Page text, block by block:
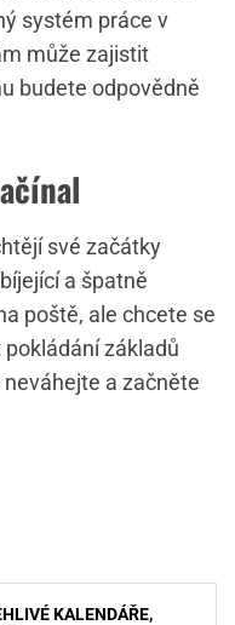
systém práce v
může zajistit
budete odpovědně
své začátky
a špatně
poště, ale chcete se
základů
a začněte
KALENDÁŘE,